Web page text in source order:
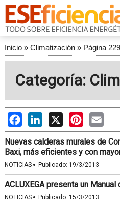
Inicio» Climatización» Página 229
Categoría:
FacebookLinkedIn
X PinterestEmail
Nuevas calderas murales de
Baxi, más eficientes y con
NOTICIAS · Publicado: 19/3/2013
ACLUXEGA presenta un
NOTICIAS Publicado: 15/3/2013